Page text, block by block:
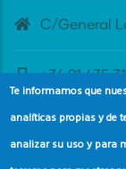
C/General
+34 91 435
Te informamos que
analíticas propias y de
analizar su uso y para